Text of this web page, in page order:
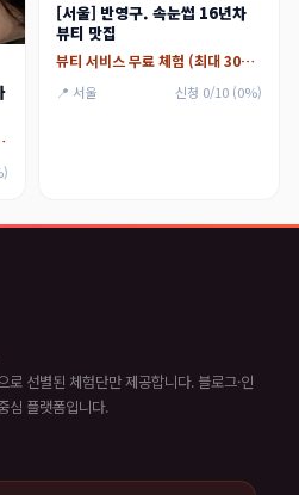
30만원)
[서울] 반영구. 속눈썹 16년차
뷰티 맛집
뷰티 서비스 무료 체험 (최대 30만원)
📍 서울 신청 0/10 (0%)
선별된 체험단만 제공합니다. 블로그·인
심 플랫폼입니다.